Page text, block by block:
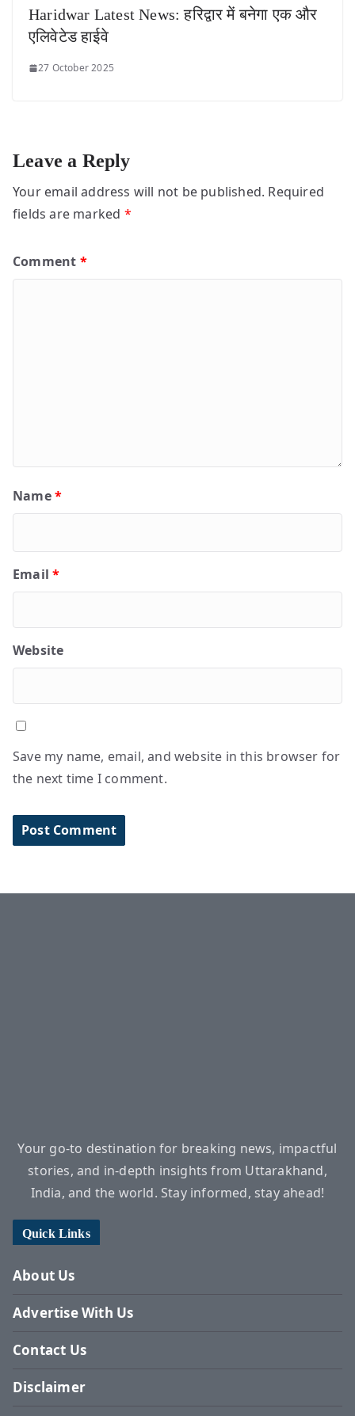
Haridwar Latest News: हरिद्वार में बनेगा एक और
एलिवेटेड हाईवे
27 October 2025
Leave a Reply
Your email address will not be published. Required
fields are marked *
Comment *
Name*
Email*
Website
Save my name, email, and website in this browser for
the next time I comment.
Your go-to destination for breaking news, impactful
stories, and in-depth insights from Uttarakhand,
India, and the world. Stay informed, stay ahead!
Quick Links
About Us
Advertise With Us
Contact Us
Disclaimer